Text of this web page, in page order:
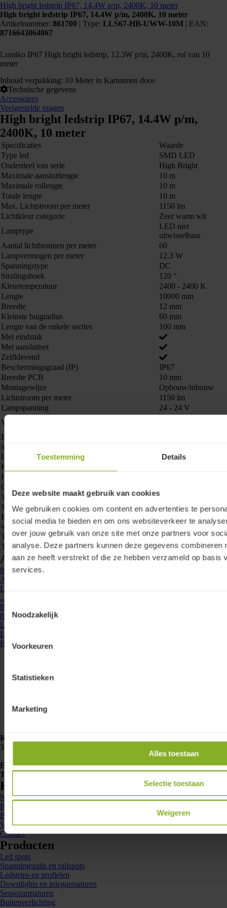
Toestemming Details
Deze website maakt gebruik van cookies
We gebruiken cookies om content en advertenties te
social media te bieden en om ons websiteverkeer te
over jouw gebruik van onze site met onze partners voor
analyse. Deze partners kunnen deze gegevens combineren
aan ze heeft verstrekt of die ze hebben verzameld op basis
services.
Toestemmingsselectie
Noodzakelijk
Voorkeuren
Statistieken
Marketing
Alles toestaan
Selectie toestaan
Weigeren
High bright ledstrip IP67, 14.4W p/m, 2400K, 10 meter
High bright ledstrip IP67, 14.4W p/m, 2400K, 10 meter
Artikelnummer: 861700 | Type: LLS67-HB-UWW-10M | EAN:
8716643064867
Lumiko IP67 High bright ledstrip, 12.3W p/m, 2400K, rol van 10
meter
Inhoud verpakking: 10 Meter in Kartonnen doos
Technische gegevens
Accessoires
Veelgestelde vragen
High bright ledstrip IP67, 14.4W p/m,
2400K, 10 meter
Specificaties
Waarde
Type led
SMD LED
Onderdeel van serie
High Bright
Maximale aansluitlengte
10 m
Maximale rollengte
10 m
Totale lengte
10 m
Max. Lichtstroom per meter
1150 lm
Lichtkleur categorie
Zeer warm wit
Lamptype
LED niet
uitwisselbaar
Aantal lichtbronnen per meter
60
Lampvermogen per meter
12.3 W
Spanningstype
DC
Stralingshoek
120 °
Kleurtemperatuur
2400 - 2400 K
Lengte
10000 mm
Breedte
12 mm
Kleinste buigradius
60 mm
Lengte van de enkele secties
100 mm
Met eindstuk
Met aansluitset
Zelfklevend
Beschermingsgraad (IP)
IP67
Breedte PCB
10 mm
Montagewijze
Opbouw/inbouw
Lichtstroom per meter
1150 lm
Lampspanning
24 - 24 V
Voorschakelapparaat
LED regeling
Energie-efficiëntieklasse van de ingebouwde
lamp
Lichtkleur
Wit
Kleurweergave-index
Hoogte/diepte
Geschikt voor dimmer
Verwisselbare voorschakelapparatuur
Stralingshoek regelbaar
Nee
Energie-efficiëntieklasse van de lichtbron
volgens EU regelgeving 2019/2015
Type connector
Ledstrip
Type armatuur
Ledstrip
Accessoires & opties
860932- LLS67-ASC-MONO-10-Q
Aansluitconnector voor ledstrip, mono, voor 10mm PCB
Lumiko ledstrip aansluitconnector voor draad, mono, voor 10mm PCB
...
Bekijken
860938- LLS67-CON-MONO-10-Q
Ledstrip doorverbinder, mono, voor 10mm PCB
Lumiko ledstrip doorverbinder, mono, voor 10mm PCB ...
Bekijken
Klemko Techniek B.V.
3763 LB Soest
E-mailadres info@lumiko.nl
Telefoonnummer 088 - 002 33 00
Kennis en inspiratie
Nieuws
Projecten
Brochures
Veelgestelde vragen
Contact
Producten
Led spots
Spanningsrails en railspots
Ledstrips en profielen
Downlights en inlegarmaturen
Sensorarmaturen
Buitenverlichting